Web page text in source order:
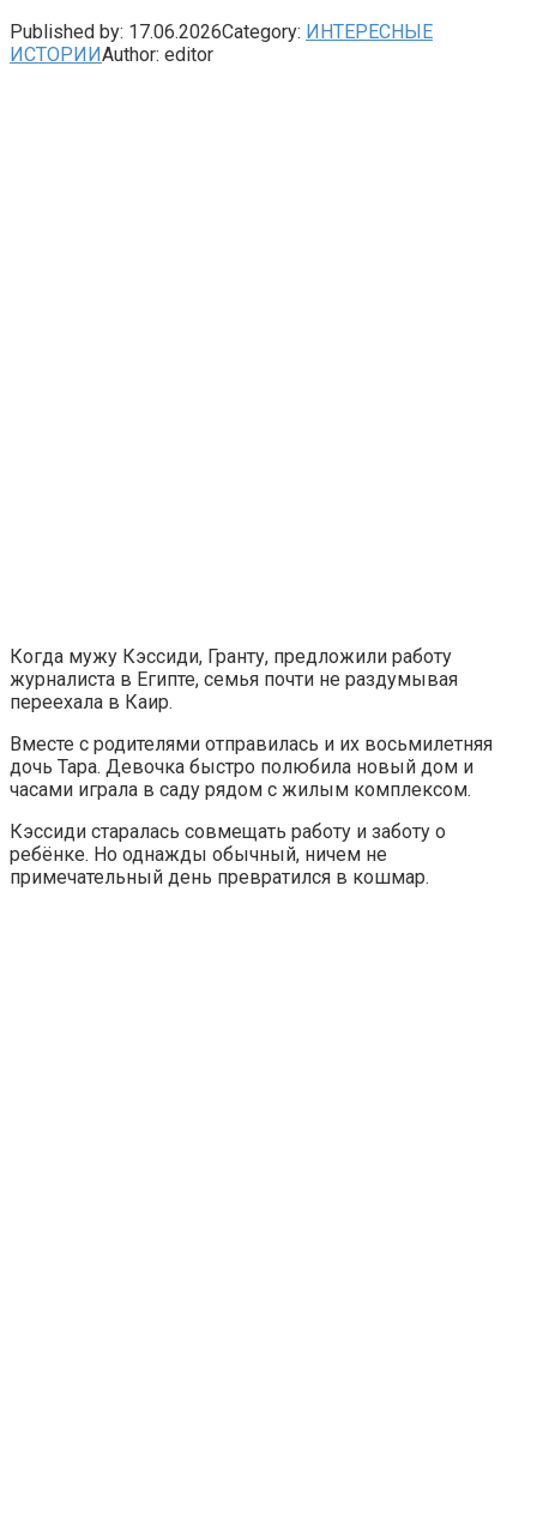
Published by: 17.06.2026Category: ИНТЕРЕСНЫЕ
ИСТОРИИAuthor: editor
Когда мужу Кэссиди, Гранту, предложили работу
журналиста в Египте, семья почти не раздумывая
переехала в Каир.
Вместе с родителями отправилась и их восьмилетняя
дочь Тара. Девочка быстро полюбила новый дом и
часами играла в саду рядом с жилым комплексом.
Кэссиди старалась совмещать работу и заботу о
ребёнке. Но однажды обычный, ничем не
примечательный день превратился в кошмар.